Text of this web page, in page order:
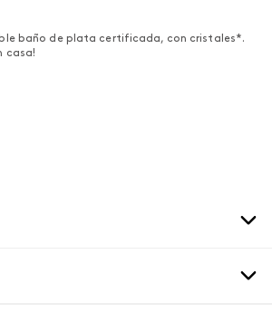
baño de plata certificada, con cristales*.
casa!